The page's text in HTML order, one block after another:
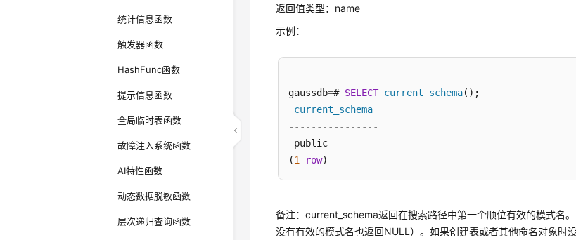
统计信息函数
触发器函数
HashFunc函数
提示信息函数
全局临时表函数
故障注入系统函数
AI特性函数
动态数据脱敏函数
层次递归查询函数
返回值类型：name
示例：
gaussdb=# SELECT current_schema();
current_schema
----------------
public
(1 row
备注：current_schema返回在搜索路径中第一个顺位有效的模式名
没有有效的模式名也返回NULL）。如果创建表或者其他命名对象时